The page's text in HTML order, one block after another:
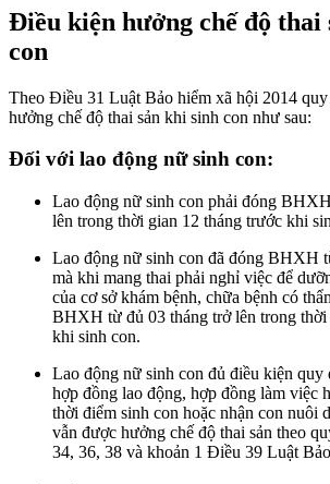
Điều kiện hưởng chế độ thai
con
Theo Điều 31 Luật Bảo hiểm xã hội 2014
hưởng chế độ thai sản khi sinh con như sau:
Đối với lao động nữ sinh con:
Lao động nữ sinh con phải đóng
lên trong thời gian 12 tháng trước khi
Lao động nữ sinh con đã đóng BHXH
mà khi mang thai phải nghỉ việc để
của cơ sở khám bệnh, chữa bệnh có
BHXH từ đủ 03 tháng trở lên trong thời
khi sinh con.
Lao động nữ sinh con đủ điều kiện quy
hợp đồng lao động, hợp đồng làm việc
thời điểm sinh con hoặc nhận con nuôi
vẫn được hưởng chế độ thai sản theo
34, 36, 38 và khoản 1 Điều 39 Luật